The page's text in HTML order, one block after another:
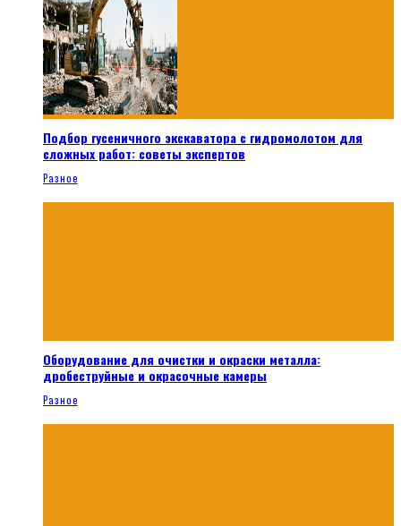
Подбор гусеничного экскаватора с гидромолотом для
сложных работ: советы экспертов
Разное
Оборудование для очистки и окраски металла:
дробеструйные и окрасочные камеры
Разное